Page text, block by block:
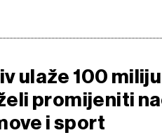
ulaže 100
promijeniti
i sport